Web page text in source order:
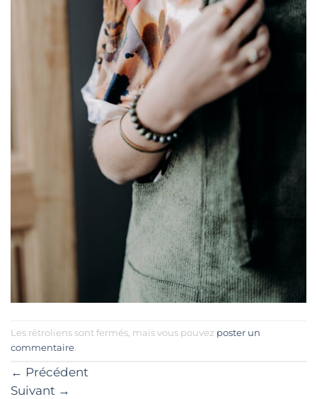
Les rétroliens sont fermés, mais vous pouvez poster un
commentaire.
← Précédent
Suivant →